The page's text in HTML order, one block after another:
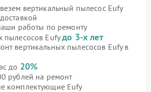
вертикальный пылесос Eufy
работы по ремонту
пылесосов Eufyдо 3-х лет
вертикальных пылесосов Eufy в
до 20%
рублей на ремонт
комплектующие Eufy